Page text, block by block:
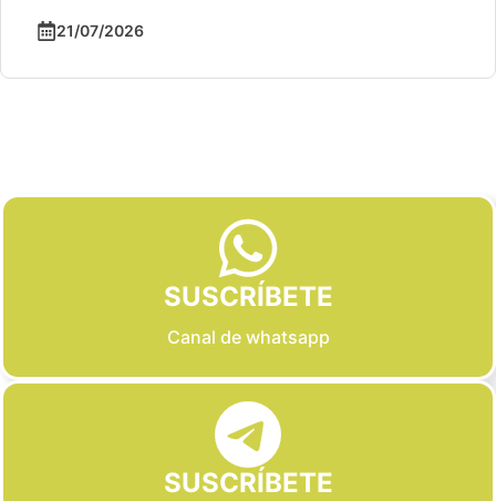
21/07/2026
SUSCRÍBETE
Canal de whatsapp
SUSCRÍBETE